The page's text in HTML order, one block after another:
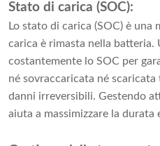
Stato di carica (SOC):
Lo stato di carica (SOC) è una
carica è rimasta nella batteria.
costantemente lo SOC per
né sovraccaricata né
danni irreversibili. Gestendo
aiuta a massimizzare la durata